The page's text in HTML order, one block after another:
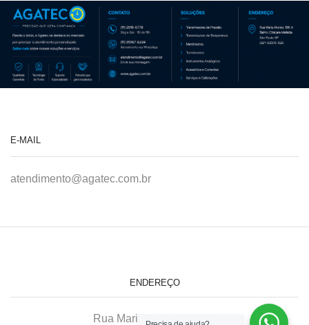
E-MAIL
atendimento@agatec.com.br
ENDEREÇO
Rua Maria Afonso, 166-A